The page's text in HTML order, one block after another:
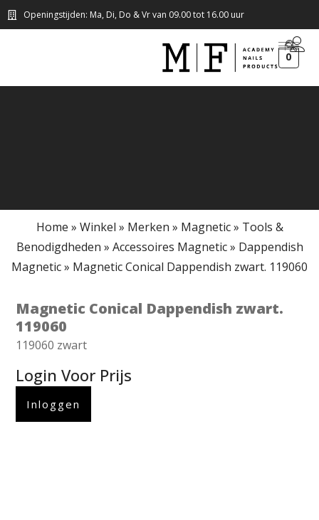
Openingstijden: Ma, Di, Do & Vr van 09.00 tot 16.00 uur
0
Home » Winkel » Merken » Magnetic» Tools &
Benodigdheden » Accessoires Magnetic» Dappendish
Magnetic» Magnetic Conical Dappendish zwart. 119060
Magnetic Conical Dappendish zwart.
119060
119060 zwart
Login Voor Prijs
Inloggen